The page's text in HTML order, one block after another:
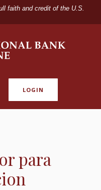
faith and credit of the U.S.
of Gordon
LOGIN
para